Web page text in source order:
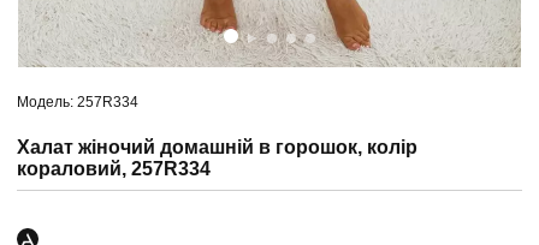
Модель: 257R334
Халат жіночий домашній в горошок, колір
кораловий, 257R334